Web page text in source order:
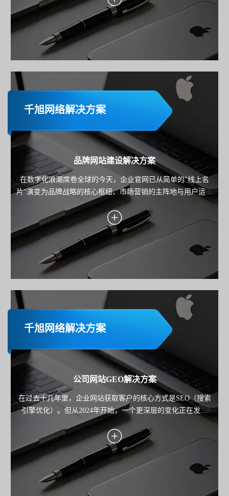
千旭网络解决方案
品牌网站建设解决方案
在数字化浪潮席卷全球的今天，企业官网已从简单的"线上名
片"演变为品牌战略的核心枢纽、市场营销的主阵地与用户运营
的关键载体。本方案旨在为企业规划并构建一个集品牌展示、
内容营销、线索转化与用户服务于一体的高端官方网站，确保
网站不仅是技术的产物，更是驱动业务增长的战略资产。
千旭网络解决方案
公司网站GEO解决方案
在过去十几年里，企业网站获取客户的核心方式是SEO（搜索
引擎优化）。但从2024年开始，一个更深层的变化正在发生
——用户不再只"搜索"，而是开始"询问AI"。 从 ChatGPT 到
Google Gemini，再到各类AI搜索产品，用户获取信息的路径正
在从"点击链接"，转向"直接获得答案"。 这也意味着： 企业网
站的竞争